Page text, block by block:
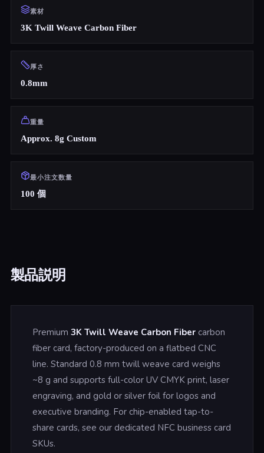
素材
3K Twill Weave Carbon Fiber
厚さ
0.8mm
重量
Approx. 8g Custom
最小注文数量
100 個
製品説明
Premium 3K Twill Weave Carbon Fibercarbon
fiber card, factory-produced on a flatbed CNC
line. Standard 0.8 mm twill weave card weighs
~8 g and supports full-color UV CMYK print, laser
engraving, and gold or silver foil for logos and
executive branding. For chip-enabled tap-to-
share cards, see our dedicated NFC business card
SKUs.